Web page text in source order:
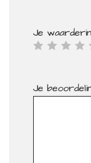
Je
Je